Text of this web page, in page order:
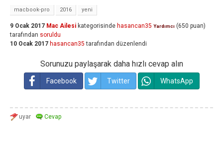
macbook-pro 2016 yeni
9 Ocak 2017 Mac Ailesi kategorisinde hasancan35 Yardımcı (650 puan)
tarafından soruldu
10 Ocak 2017 hasancan35 tarafından düzenlendi
Sorunuzu paylaşarak daha hızlı cevap alın
Facebook Twitter WhatsApp